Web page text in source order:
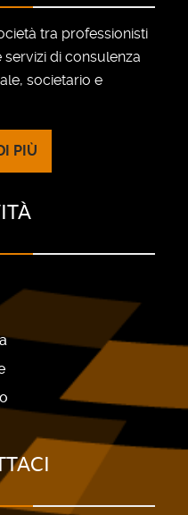
tra professionisti
di consulenza
societario e
PIÙ